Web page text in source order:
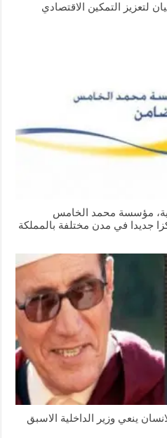
لتعزيز التمكين الاقتصادي
مؤسسة محمد الخامس
ينعي وزير الداخلية الاسبق